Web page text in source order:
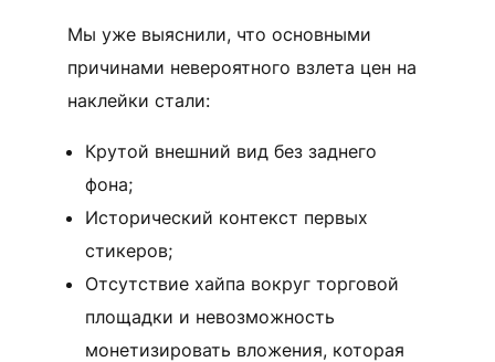
Мы уже выяснили, что основными
причинами невероятного взлета цен на
наклейки стали:
Крутой внешний вид без заднего
фона;
Исторический контекст первых
стикеров;
Отсутствие хайпа вокруг торговой
площадки и невозможность
монетизировать вложения, которая